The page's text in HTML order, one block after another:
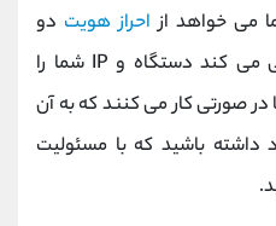
می ‌خواهد از احراز هویت دو
مرحله‌ ای استفاده کنید، سعی می ‌کند دستگاه و IP شما را
در صورتی کار می ‌کنند که به آن‌
داشته باشید که با مسئولیت‌